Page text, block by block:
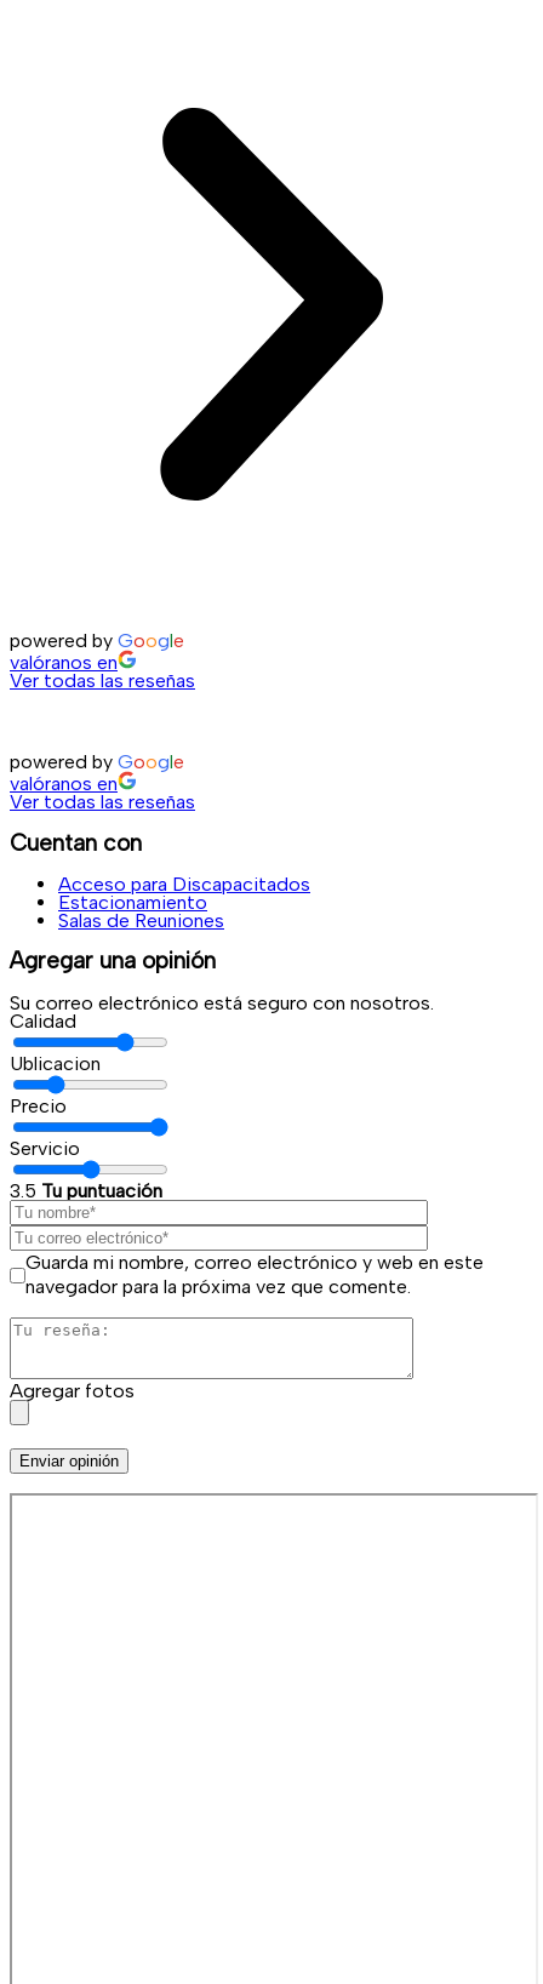
powered by Google
valóranos en
Ver todas las reseñas
powered by Google
valóranos en
Ver todas las reseñas
Cuentan con
Acceso para Discapacitados
Estacionamiento
Salas de Reuniones
Agregar una opinión
Su correo electrónico está seguro con nosotros.
Calidad
Ublicacion
Precio
Servicio
3.5 Tu puntuación
Guarda mi nombre, correo electrónico y web en este
navegador para la próxima vez que comente.
Agregar fotos
Enviar opinión